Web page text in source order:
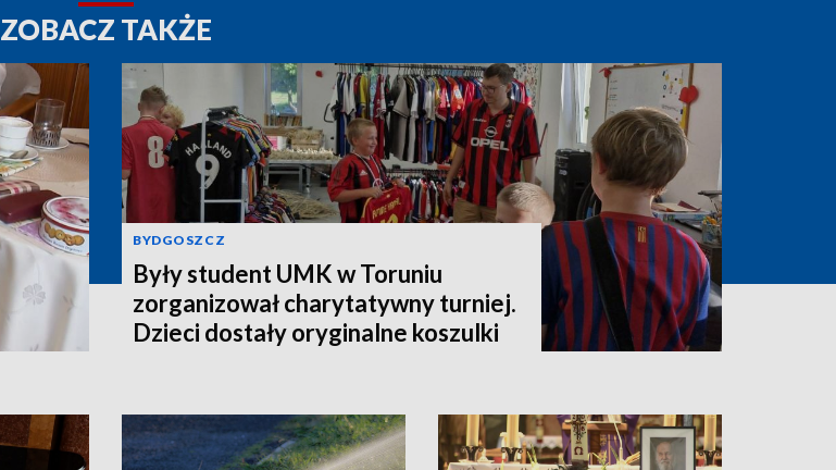
ZOBACZ TAKŻE
BYDGOSZCZ
Były student UMK w Toruniu
zorganizował charytatywny turniej.
Dzieci dostały oryginalne koszulki